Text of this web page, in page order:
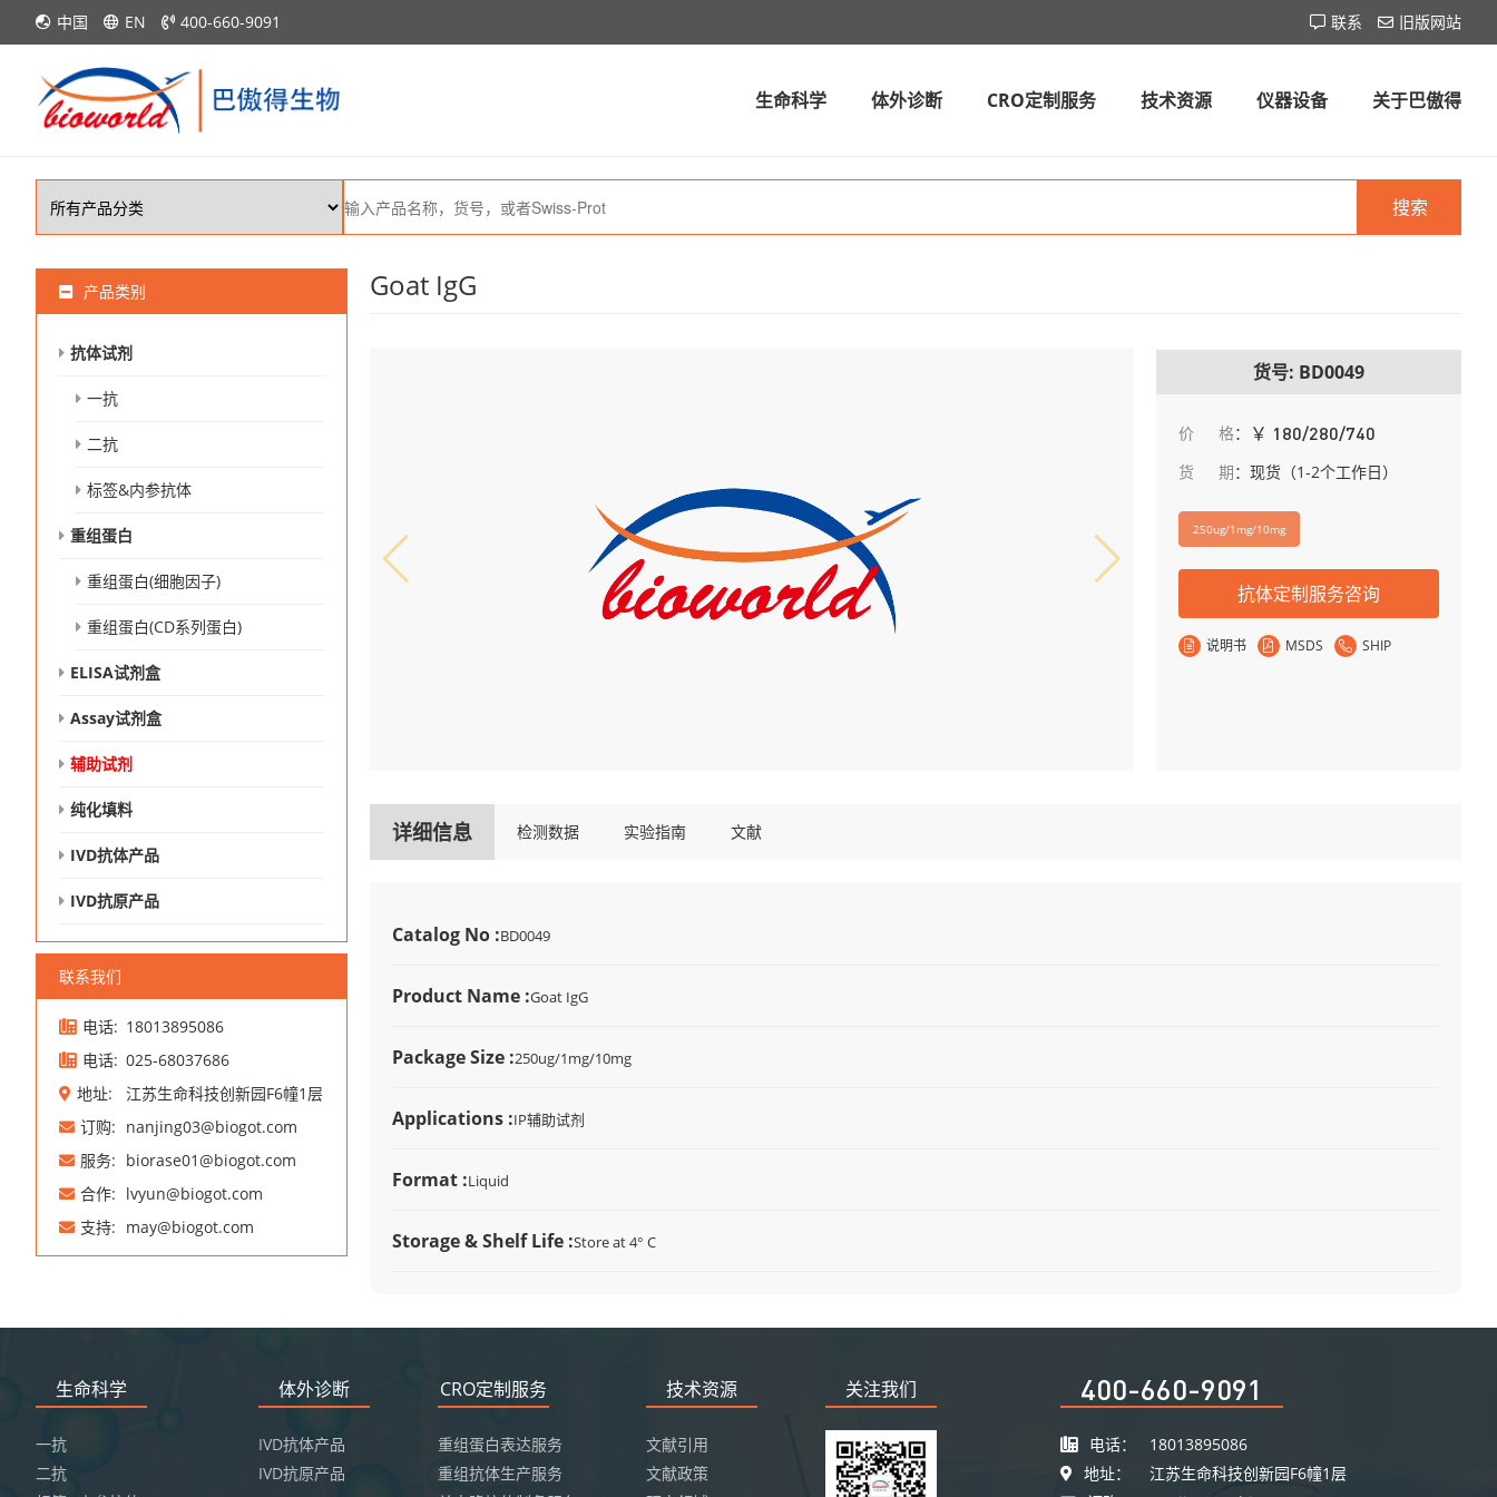
中国 EN 400-660-9091 联系 旧版网站
生命科学 体外诊断 CRO定制服务 技术资源 仪器设备 关于巴傲得
搜索
产品类别
抗体试剂
一抗
二抗
标签&内参抗体
重组蛋白
重组蛋白(细胞因子)
重组蛋白(CD系列蛋白)
ELISA试剂盒
Assay试剂盒
辅助试剂
纯化填料
IVD抗体产品
IVD抗原产品
联系我们
电话: 18013895086
电话: 025-68037686
地址:
江苏生命科技创新园F6幢1层
订购: nanjing03@biogot.com
服务: biorase01@biogot.com
合作: lvyun@biogot.com
支持: may@biogot.com
Goat IgG
货号: BD0049
价格： ￥ 180/280/740
货期： 现货（1-2个工作日）
250ug/1mg/10mg
抗体定制服务咨询
说明书 MSDS SHIP
详细信息 检测数据 实验指南 文献
Catalog No :BD0049
Product Name :Goat IgG
Package Size :250ug/1mg/10mg
Applications :IP辅助试剂
Format :Liquid
Storage & Shelf Life :Store at 4° C
生命科学
一抗
二抗
体外诊断
IVD抗体产品
IVD抗原产品
CRO定制服务
重组蛋白表达服务
重组抗体生产服务
技术资源
文献引用
文献政策
关注我们 400-660-9091
电话：
18013895086
地址：
江苏生命科技创新园F6幢1层